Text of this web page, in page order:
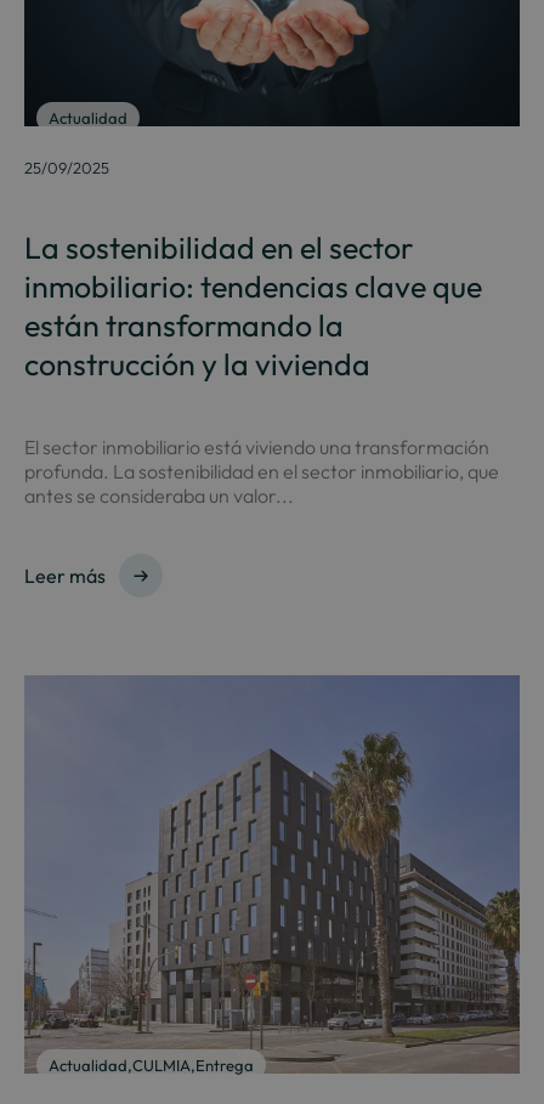
Actualidad
25/09/2025
La sostenibilidad en el sector
inmobiliario: tendencias clave que
están transformando la
construcción y la vivienda
El sector inmobiliario está viviendo una transformación
profunda. La sostenibilidad en el sector inmobiliario, que
antes se consideraba un valor...
Leer más
Actualidad,CULMIA,Entrega